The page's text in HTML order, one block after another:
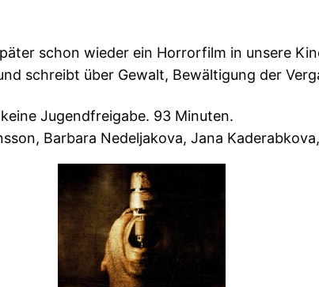
schon wieder ein Horrorfilm in unsere
schreibt über Gewalt, Bewältigung der
Jugendfreigabe. 93 Minuten.
Barbara Nedeljakova, Jana